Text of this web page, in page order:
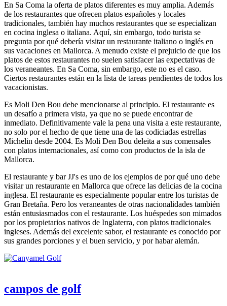
En Sa Coma la oferta de platos diferentes es muy amplia. Además
de los restaurantes que ofrecen platos españoles y locales
tradicionales, también hay muchos restaurantes que se especializan
en cocina inglesa o italiana. Aquí, sin embargo, todo turista se
pregunta por qué debería visitar un restaurante italiano o inglés en
sus vacaciones en Mallorca. A menudo existe el prejuicio de que los
platos de estos restaurantes no suelen satisfacer las expectativas de
los veraneantes. En Sa Coma, sin embargo, este no es el caso.
Ciertos restaurantes están en la lista de tareas pendientes de todos los
vacacionistas.
Es Moli Den Bou debe mencionarse al principio. El restaurante es
un desafío a primera vista, ya que no se puede encontrar de
inmediato. Definitivamente vale la pena una visita a este restaurante,
no solo por el hecho de que tiene una de las codiciadas estrellas
Michelin desde 2004. Es Moli Den Bou deleita a sus comensales
con platos internacionales, así como con productos de la isla de
Mallorca.
El restaurante y bar JJ's es uno de los ejemplos de por qué uno debe
visitar un restaurante en Mallorca que ofrece las delicias de la cocina
inglesa. El restaurante es especialmente popular entre los turistas de
Gran Bretaña. Pero los veraneantes de otras nacionalidades también
están entusiasmados con el restaurante. Los huéspedes son mimados
por los propietarios nativos de Inglaterra, con platos tradicionales
ingleses. Además del excelente sabor, el restaurante es conocido por
sus grandes porciones y el buen servicio, y por habar alemán.
campos de golf